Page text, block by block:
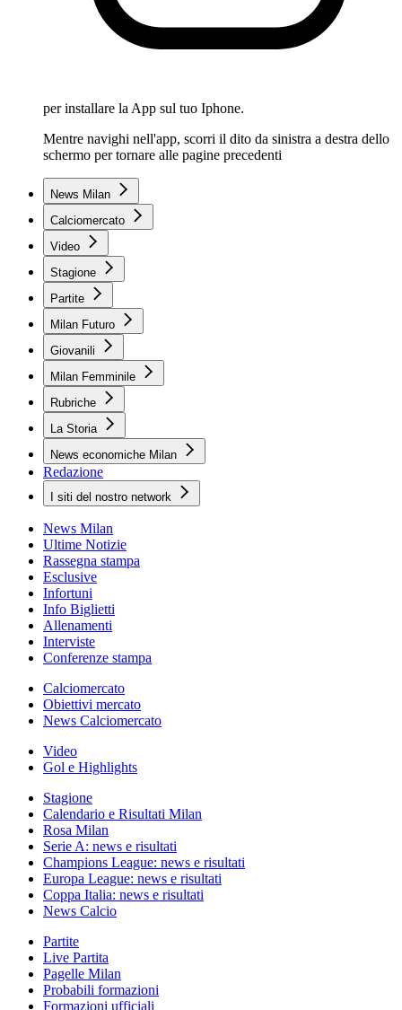
per installare la App sul tuo Iphone.
Mentre navighi nell'app, scorri il dito da sinistra a destra dello
schermo per tornare alle pagine precedenti
News Milan
Calciomercato
Video
Stagione
Partite
Milan Futuro
Giovanili
Milan Femminile
Rubriche
La Storia
News economiche Milan
Redazione
I siti del nostro network
News Milan
Ultime Notizie
Rassegna stampa
Esclusive
Infortuni
Info Biglietti
Allenamenti
Interviste
Conferenze stampa
Calciomercato
Obiettivi mercato
News Calciomercato
Video
Gol e Highlights
Stagione
Calendario e Risultati Milan
Rosa Milan
Serie A: news e risultati
Champions League: news e risultati
Europa League: news e risultati
Coppa Italia: news e risultati
News Calcio
Partite
Live Partita
Pagelle Milan
Probabili formazioni
Formazioni ufficiali